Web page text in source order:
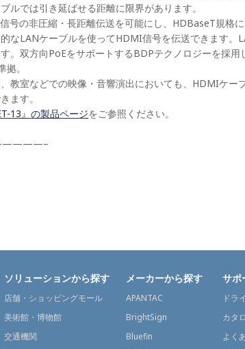
ルでは引き延ばせる距離に限界があります。
号の非圧縮・長距離伝送を可能にし、HDBaseT規格
なLANケーブルを使ってHDMI信号を伝送できます
。双方向PoEをサポートするBDPテクノロジーを採
。
教室などでの映像・音響演出においても、HDMIケー
ます。
13』の製品ページをご参照ください。
ソリューションから探す
店舗・ショッピングモール
美術館・博物館
交通機関
メーカーから探す
APANTAC
BrightSign
Bluefin
サポ
ドラ
カタ
よく